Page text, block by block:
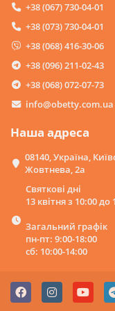
+38 (067) 730-04-01
+38 (073) 730-04-01
+38 (068) 416-30-06
+38 (096) 211-02-43
+38 (068) 072-07-73
info@obetty.com.ua
Наша адреса
08140, Україна,
Жовтнева, 2а
Святкові дні
13 квітня з 10:00 до
Загальний графік
пн-пт: 9:00-18:00
сб: 10:00-14:00